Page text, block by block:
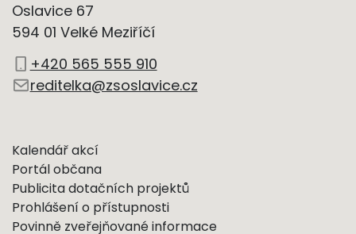
Oslavice 67
594 01 Velké Meziříčí
+420 565 555 910
reditelka@zsoslavice.cz
Kalendář akcí
Portál občana
Publicita dotačních projektů
Prohlášení o přístupnosti
Povinně zveřejňované informace